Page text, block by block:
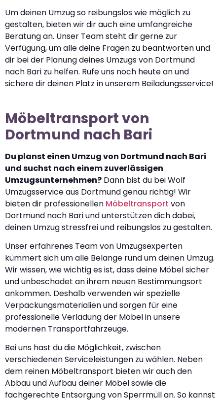
Um deinen Umzug so reibungslos wie möglich zu
gestalten, bieten wir dir auch eine umfangreiche
Beratung an. Unser Team steht dir gerne zur
Verfügung, um alle deine Fragen zu beantworten und
dir bei der Planung deines Umzugs von Dortmund
nach Bari zu helfen. Rufe uns noch heute an und
sichere dir deinen Platz in unserem Beiladungsservice!
Möbeltransport von
Dortmund nach Bari
Du planst einen Umzug von Dortmund nach Bari
und suchst nach einem zuverlässigen
Umzugsunternehmen? Dann bist du bei Wolf
Umzugsservice aus Dortmund genau richtig! Wir
bieten dir professionellen Möbeltransport von
Dortmund nach Bari und unterstützen dich dabei,
deinen Umzug stressfrei und reibungslos zu gestalten.
Unser erfahrenes Team von Umzugsexperten
kümmert sich um alle Belange rund um deinen Umzug.
Wir wissen, wie wichtig es ist, dass deine Möbel sicher
und unbeschadet an ihrem neuen Bestimmungsort
ankommen. Deshalb verwenden wir spezielle
Verpackungsmaterialien und sorgen für eine
professionelle Verladung der Möbel in unsere
modernen Transportfahrzeuge.
Bei uns hast du die Möglichkeit, zwischen
verschiedenen Serviceleistungen zu wählen. Neben
dem reinen Möbeltransport bieten wir auch den
Abbau und Aufbau deiner Möbel sowie die
fachgerechte Entsorgung von Sperrmüll an. So kannst